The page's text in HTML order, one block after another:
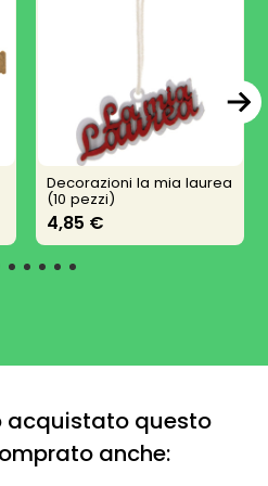
Decorazioni la mia laurea
(10 pezzi)
4,85 €
acquistato questo
anche: